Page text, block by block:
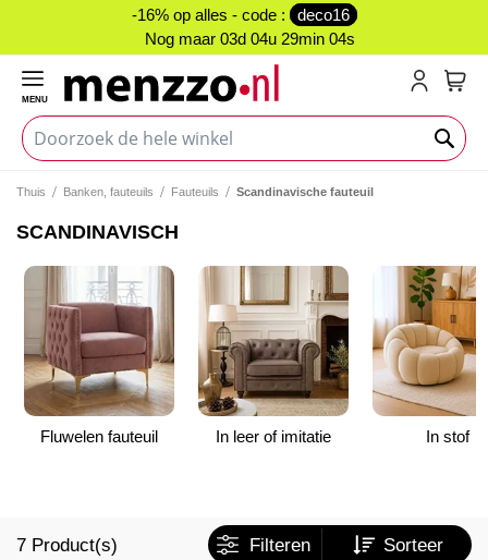
-16% op alles - code :
deco16
Nog maar 03d 04u 29min 04s
MENU
Thuis Banken, fauteuils Fauteuils Scandinavische fauteuil
SCANDINAVISCH
Fluwelen fauteuil In leer of imitatie In stof
7 Product(s) Filteren Sorteer